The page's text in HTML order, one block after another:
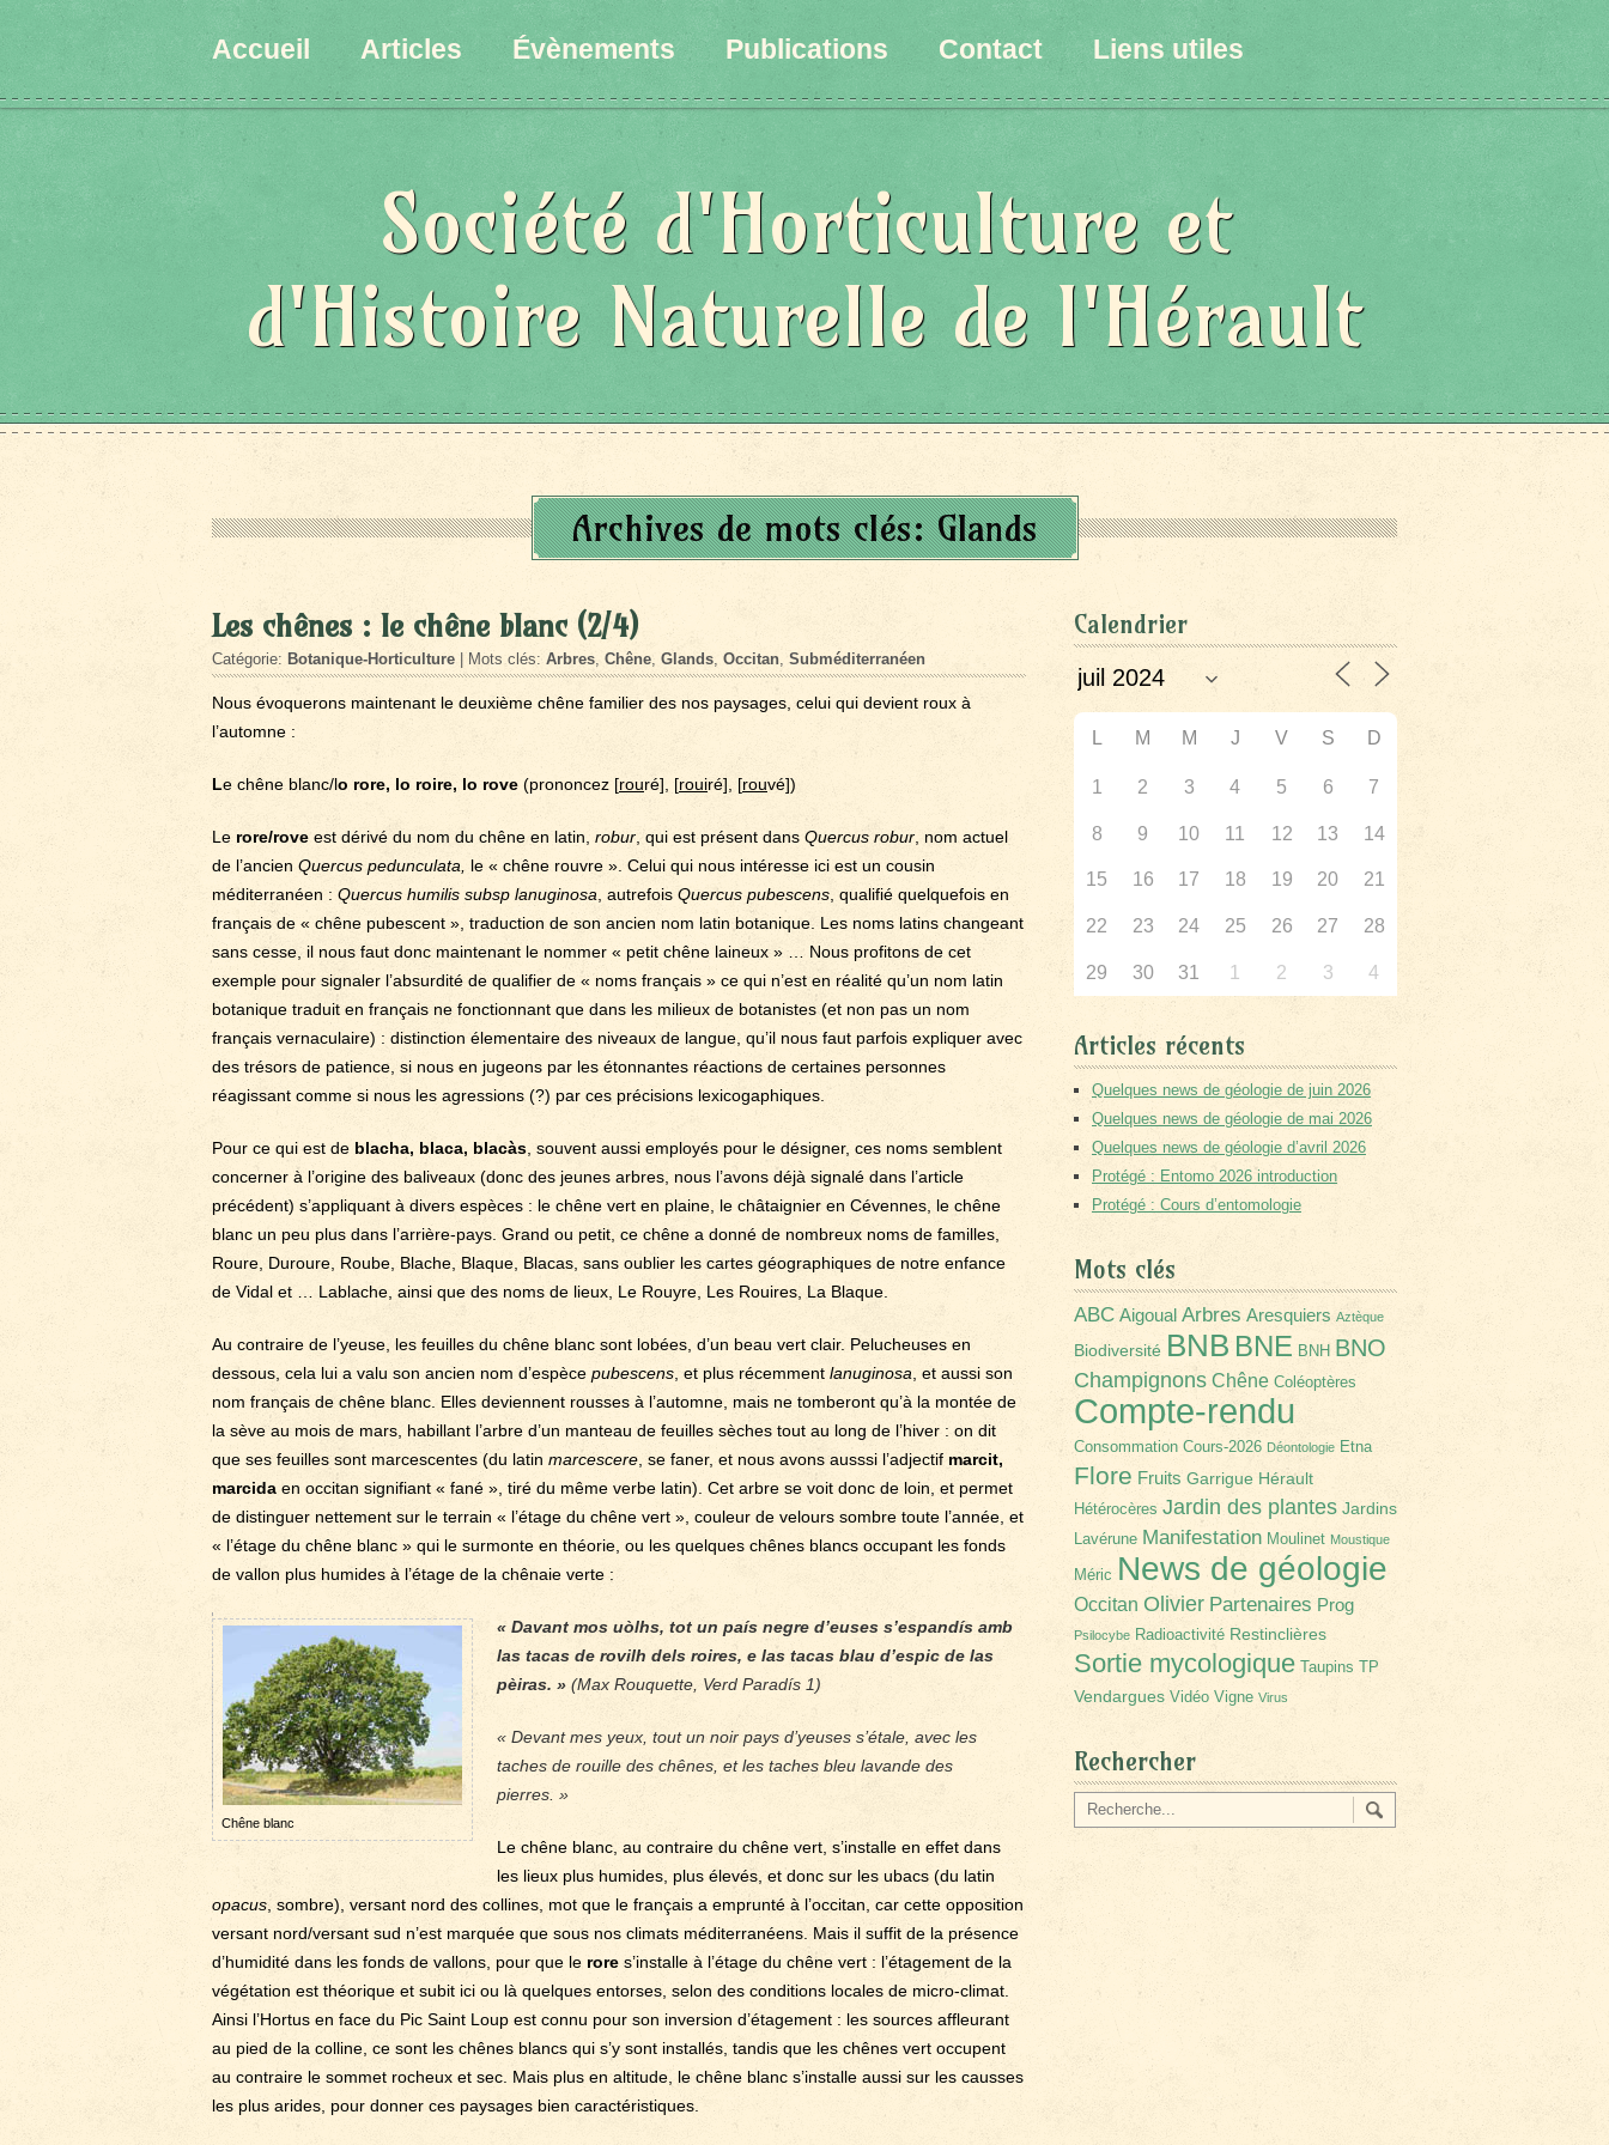
Accueil Articles Évènements Publications Contact Liens utiles
Société d'Horticulture et
d'Histoire Naturelle de l'Hérault
Archives de mots clés:Glands
Les chênes : le chêne blanc (2/4)
Catégorie: Botanique-Horticulture | Mots clés: Arbres, Chêne, Glands, Occitan, Subméditerranéen
Nous évoquerons maintenant le deuxième chêne familier des nos paysages, celui qui devient roux à
l’automne :
Le chêne blanc/lo rore, lo roire, lo rove (prononcez [rouré], [rouiré], [rouvé])
Le rore/rove est dérivé du nom du chêne en latin, robur , qui est présent dans Quercus robur , nom actuel
de l’ancien Quercus pedunculata, le « chêne rouvre ». Celui qui nous intéresse ici est un cousin
méditerranéen : Quercus humilis subsp lanuginosa , autrefois Quercus pubescens , qualifié quelquefois en
français de « chêne pubescent », traduction de son ancien nom latin botanique. Les noms latins changeant
sans cesse, il nous faut donc maintenant le nommer « petit chêne laineux » … Nous profitons de cet
exemple pour signaler l’absurdité de qualifier de « noms français » ce qui n’est en réalité qu’un nom latin
botanique traduit en français ne fonctionnant que dans les milieux de botanistes (et non pas un nom
français vernaculaire) : distinction élementaire des niveaux de langue, qu’il nous faut parfois expliquer avec
des trésors de patience, si nous en jugeons par les étonnantes réactions de certaines personnes
réagissant comme si nous les agressions (?) par ces précisions lexicogaphiques.
Pour ce qui est de blacha, blaca, blacàs , souvent aussi employés pour le désigner, ces noms semblent
concerner à l’origine des baliveaux (donc des jeunes arbres, nous l’avons déjà signalé dans l’article
précédent) s’appliquant à divers espèces : le chêne vert en plaine, le châtaignier en Cévennes, le chêne
blanc un peu plus dans l’arrière-pays. Grand ou petit, ce chêne a donné de nombreux noms de familles,
Roure, Duroure, Roube, Blache, Blaque, Blacas, sans oublier les cartes géographiques de notre enfance
de Vidal et … Lablache, ainsi que des noms de lieux, Le Rouyre, Les Rouires, La Blaque.
Au contraire de l’yeuse, les feuilles du chêne blanc sont lobées, d’un beau vert clair. Pelucheuses en
dessous, cela lui a valu son ancien nom d’espèce pubescens , et plus récemment lanuginosa , et aussi son
nom français de chêne blanc. Elles deviennent rousses à l’automne, mais ne tomberont qu’à la montée de
la sève au mois de mars, habillant l’arbre d’un manteau de feuilles sèches tout au long de l’hiver : on dit
que ses feuilles sont marcescentes (du latin marcescere , se faner, et nous avons ausssi l’adjectif marcit,
marcida en occitan signifiant « fané », tiré du même verbe latin). Cet arbre se voit donc de loin, et permet
de distinguer nettement sur le terrain « l’étage du chêne vert », couleur de velours sombre toute l’année, et
« l’étage du chêne blanc » qui le surmonte en théorie, ou les quelques chênes blancs occupant les fonds
de vallon plus humides à l’étage de la chênaie verte :
Chêne blanc
« Davant mos uòlhs, tot un país negre d’euses s’espandís amb
las tacas de rovilh dels roires, e las tacas blau d’espic de las
pèiras. » (Max Rouquette, Verd Paradís 1)
« Devant mes yeux, tout un noir pays d’yeuses s’étale, avec les
taches de rouille des chênes, et les taches bleu lavande des
pierres. »
Le chêne blanc, au contraire du chêne vert, s’installe en effet dans
les lieux plus humides, plus élevés, et donc sur les ubacs (du latin
opacus, sombre), versant nord des collines, mot que le français a emprunté à l’occitan, car cette opposition
versant nord/versant sud n’est marquée que sous nos climats méditerranéens. Mais il suffit de la présence
d’humidité dans les fonds de vallons, pour que le rore s’installe à l’étage du chêne vert : l’étagement de la
végétation est théorique et subit ici ou là quelques entorses, selon des conditions locales de micro-climat.
Ainsi l’Hortus en face du Pic Saint Loup est connu pour son inversion d’étagement : les sources affleurant
au pied de la colline, ce sont les chênes blancs qui s’y sont installés, tandis que les chênes vert occupent
au contraire le sommet rocheux et sec. Mais plus en altitude, le chêne blanc s’installe aussi sur les causses
les plus arides, pour donner ces paysages bien caractéristiques.
Calendrier
L M M J V S D
1 2 3 4 5 6 7
8 9 10 11 12 13 14
15 16 17 18 19 20 21
22 23 24 25 26 27 28
29 30 31 1 2 3 4
Articles récents
Quelques news de géologie de juin 2026
Quelques news de géologie de mai 2026
Quelques news de géologie d’avril 2026
Protégé : Entomo 2026 introduction
Protégé : Cours d’entomologie
Mots clés
ABC Aigoual Arbres Aresquiers Aztèque
Biodiversité BNB BNE BNH BNO
Champignons Chêne Coléoptères
Compte-rendu
Consommation Cours-2026 Déontologie Etna
Flore Fruits Garrigue Hérault
Hétérocères Jardin des plantes Jardins
Lavérune Manifestation Moulinet Moustique
Méric News de géologie
Occitan Olivier Partenaires Prog
Psilocybe Radioactivité Restinclières
Sortie mycologique Taupins TP
Vendargues Vidéo Vigne Virus
Rechercher